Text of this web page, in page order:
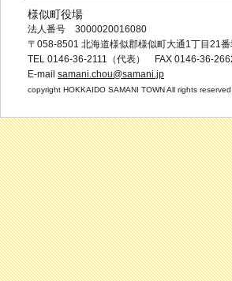
様似町役場
法人番号 3000020016080
〒058-8501 北海道様似郡様似町大通1丁目21番
TEL 0146-36-2111（代表） FAX 0146-36-
E-mail samani.chou@samani.jp
copyright HOKKAIDO SAMANI TOWN All rights reserved.